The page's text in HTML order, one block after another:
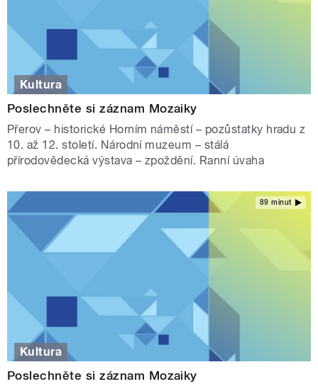
Kultura
Poslechněte si záznam Mozaiky
Přerov – historické Horním náměstí – pozůstatky hradu z
10. až 12. století. Národní muzeum – stálá
přírodovědecká výstava – zpoždění. Ranní úvaha
89 minut
Kultura
Poslechněte si záznam Mozaiky